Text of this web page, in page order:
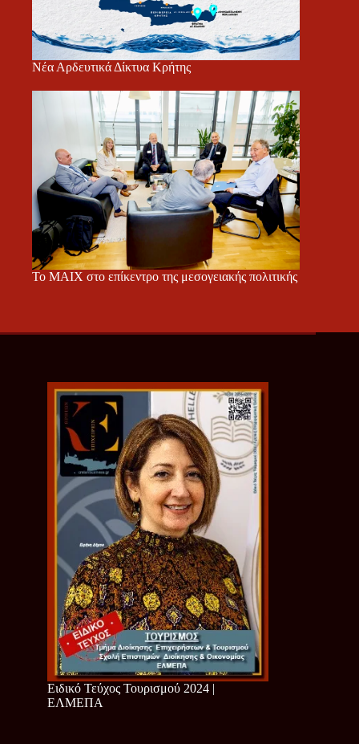
Νέα Αρδευτικά Δίκτυα Κρήτης
Το ΜΑΙΧ στο επίκεντρο της μεσογειακής πολιτικής
Ειδικό Τεύχος Τουρισμού 2024 |
ΕΛΜΕΠΑ